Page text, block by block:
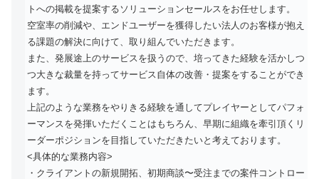
トへの掲載を提案するソリューションセールスをお任せします。
空室率の削減や、エンドユーザーを獲得したい法人のお客様が抱え
る課題の解決に向けて、取り組んでいただきます。
また、発展途上のサービスを扱うので、培ってきた経験を活かしつ
つ大きな裁量を持ってサービス自体の改善・提案をすることができ
ます。
上記のような業務をやりきる経験を通してプレイヤーとしてパフォ
ーマンスを発揮いただくことはもちろん、早期に組織を牽引頂くリ
ーダーポジションを目指していただきたいと考えております。
<具体的な業務内容>
・クライアントの新規開拓、初期商談〜受注までの案件コントロー